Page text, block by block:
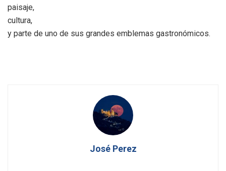
paisaje,
cultura,
y parte de uno de sus grandes emblemas gastronómicos.
José Perez